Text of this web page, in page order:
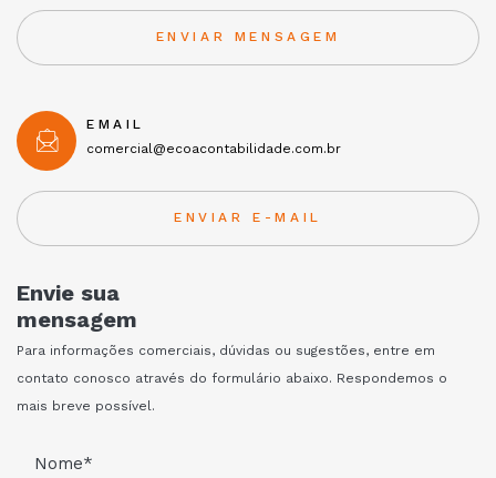
ENVIAR MENSAGEM
EMAIL
comercial@ecoacontabilidade.com.br
ENVIAR E-MAIL
Envie sua
mensagem
Para informações comerciais, dúvidas ou sugestões, entre em
contato conosco através do formulário abaixo. Respondemos o
mais breve possível.
Nome*